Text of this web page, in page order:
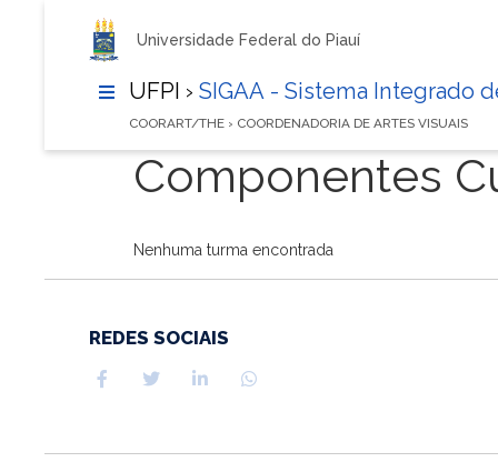
Universidade Federal do Piauí
UFPI › SIGAA - Sistema Integrado
COORART/THE › COORDENADORIA DE ARTES VISUAIS
Componentes
Nenhuma turma encontrada
REDES SOCIAIS